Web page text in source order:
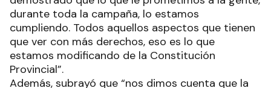
durante toda la campaña, lo estamos
cumpliendo. Todos aquellos aspectos que tienen
que ver con más derechos, eso es lo que
estamos modificando de la Constitución
Provincial”.
Además, subrayó que “nos dimos cuenta que la